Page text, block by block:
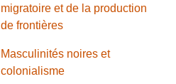
migratoire et de la production
de frontières
Masculinités noires et
colonialisme